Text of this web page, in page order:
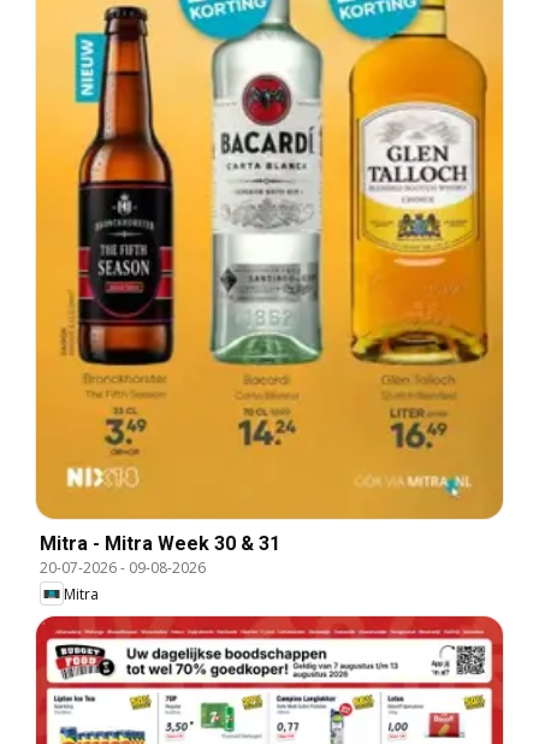
Mitra - Mitra Week 30 & 31
20-07-2026- 09-08-2026
Mitra